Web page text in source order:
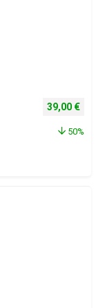
Izvorna
39,00 €
50%